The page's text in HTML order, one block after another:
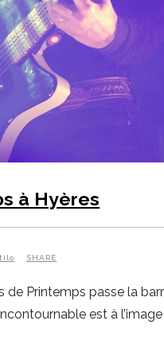
à Hyères
SHARE
de Printemps passe la
est à